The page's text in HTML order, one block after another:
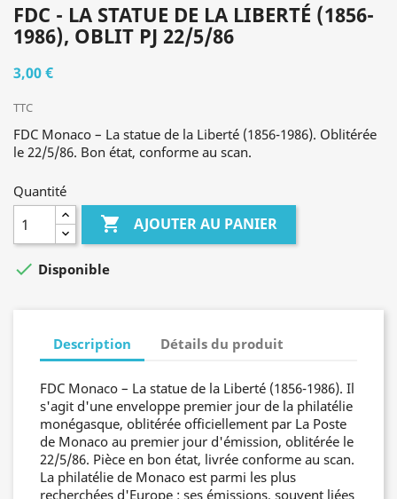
FDC - LA STATUE DE LA LIBERTÉ (1856-
1986), OBLIT PJ 22/5/86
3,00 €
TTC
FDC Monaco – La statue de la Liberté (1856-1986). Oblitérée
le 22/5/86. Bon état, conforme au scan.
Quantité
 AJOUTER AU PANIER
 Disponible
Description Détails du produit
FDC Monaco – La statue de la Liberté (1856-1986). Il
s'agit d'une enveloppe premier jour de la philatélie
monégasque, oblitérée officiellement par La Poste
de Monaco au premier jour d'émission, oblitérée le
22/5/86. Pièce en bon état, livrée conforme au scan.
La philatélie de Monaco est parmi les plus
recherchées d'Europe : ses émissions, souvent liées